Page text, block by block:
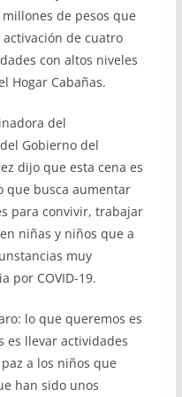
de pesos que
de cuatro
con altos niveles
Hogar Cabañas.
del
Gobierno del
dijo que esta cena es
que busca aumentar
para convivir, trabajar
niñas y niños que a
muy
por COVID-19.
lo que queremos es
es llevar actividades
a los niños que
han sido unos